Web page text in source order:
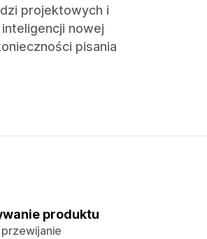
projektowych i
nowej
pisania
produktu
przewijanie